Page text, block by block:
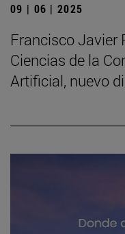
09 | 06 | 2025
Francisco Javier
Ciencias de la
Artificial, nuevo